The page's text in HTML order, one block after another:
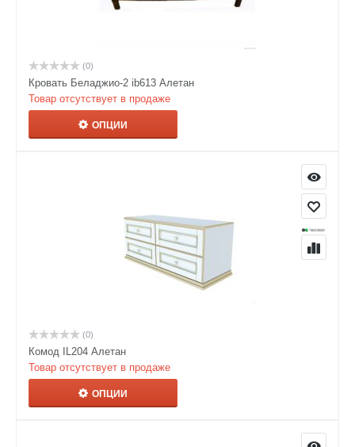
(0)
Кровать Беладжио-2 ib613 Алетан
Товар отсутствует в продаже
ОПЦИИ
(0)
Комод IL204 Алетан
Товар отсутствует в продаже
ОПЦИИ